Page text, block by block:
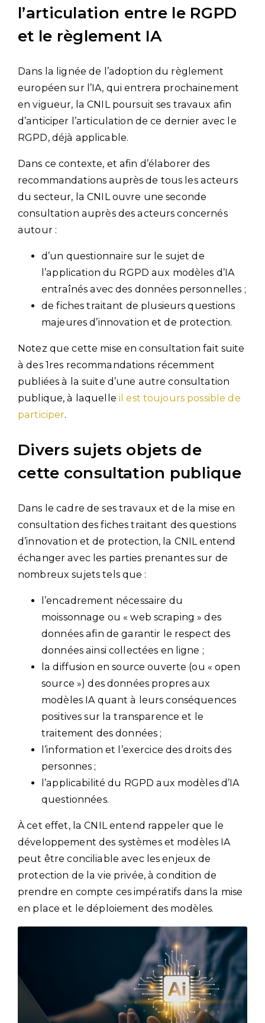
l’articulation entre le RGPD
et le règlement IA
Dans la lignée de l’adoption du règlement
européen sur l’IA, qui entrera prochainement
en vigueur, la CNIL poursuit ses travaux afin
d’anticiper l’articulation de ce dernier avec le
RGPD, déjà applicable.
Dans ce contexte, et afin d’élaborer des
recommandations auprès de tous les acteurs
du secteur, la CNIL ouvre une seconde
consultation auprès des acteurs concernés
autour :
d’un questionnaire sur le sujet de
l’application du RGPD aux modèles d’IA
entraînés avec des données personnelles ;
de fiches traitant de plusieurs questions
majeures d’innovation et de protection.
Notez que cette mise en consultation fait suite
à des 1res recommandations récemment
publiées à la suite d’une autre consultation
publique, à laquelle il est toujours possible de
participer.
Divers sujets objets de
cette consultation publique
Dans le cadre de ses travaux et de la mise en
consultation des fiches traitant des questions
d’innovation et de protection, la CNIL entend
échanger avec les parties prenantes sur de
nombreux sujets tels que :
l’encadrement nécessaire du
moissonnage ou « web scraping » des
données afin de garantir le respect des
données ainsi collectées en ligne ;
la diffusion en source ouverte (ou « open
source ») des données propres aux
modèles IA quant à leurs conséquences
positives sur la transparence et le
traitement des données ;
l’information et l’exercice des droits des
personnes ;
l’applicabilité du RGPD aux modèles d’IA
questionnées.
À cet effet, la CNIL entend rappeler que le
développement des systèmes et modèles IA
peut être conciliable avec les enjeux de
protection de la vie privée, à condition de
prendre en compte ces impératifs dans la mise
en place et le déploiement des modèles.